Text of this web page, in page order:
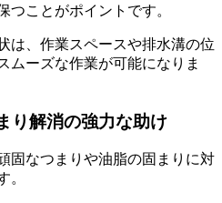
つことがポイントです。
は、作業スペースや排水溝の位
ムーズな作業が可能になりま
り解消の強力な助け
固なつまりや油脂の固まりに対
。